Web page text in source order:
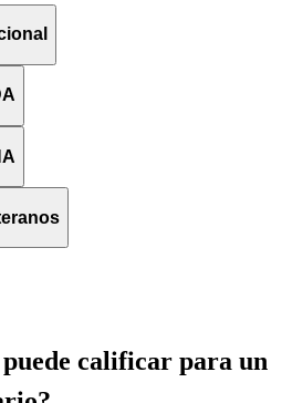
puede calificar para un